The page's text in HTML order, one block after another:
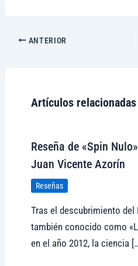
ANTERIOR
Artículos relacionadas
Reseña de «Spin
Juan Vicente Azorín
Reseñas
Tras el descubrimiento
también conocido como
en el año 2012, la ciencia